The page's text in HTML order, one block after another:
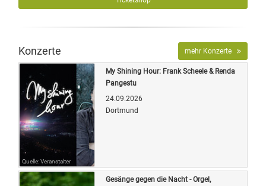
Konzerte mehr Konzerte
Quelle: Veranstalter
My Shining Hour: Frank Scheele & Renda
Pangestu
24.09.2026
Dortmund
Gesänge gegen die Nacht - Orgel,